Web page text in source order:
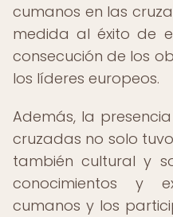
cumanos en las
medida al éxito de
consecución de los
los líderes europeos.
Además, la
cruzadas no solo
también cultural y
conocimientos y
cumanos y los